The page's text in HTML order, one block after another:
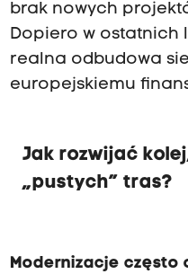
brak nowych
Dopiero w ostatnich
realna odbudowa
europejskiemu
Jak rozwijać
„pustych” tras?
Modernizacje często